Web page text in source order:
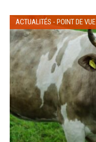
ACTUALITÉS - POINT DE VUE